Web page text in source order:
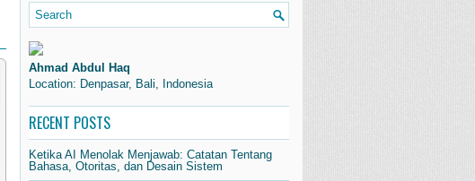
Ahmad Abdul Haq
Location: Denpasar, Bali, Indonesia
RECENT POSTS
Ketika AI Menolak Menjawab: Catatan Tentang
Bahasa, Otoritas, dan Desain Sistem